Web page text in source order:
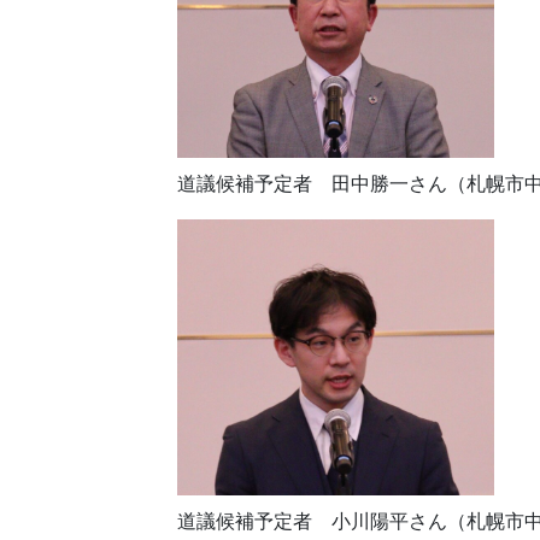
道議候補予定者 田中勝一さん（札幌市中
道議候補予定者 小川陽平さん（札幌市中